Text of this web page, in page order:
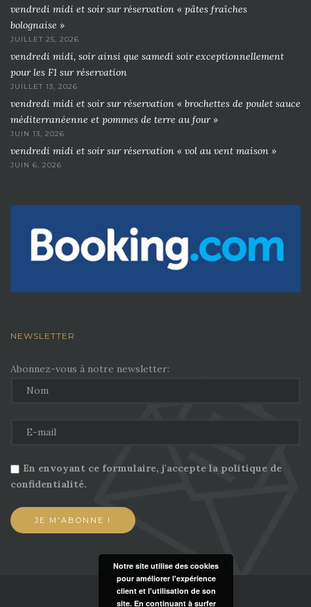
vendredi midi et soir sur réservation « pâtes fraîches
bolognaise »
JUILLET 25, 2026
vendredi midi, soir ainsi que samedi soir exceptionnellement
pour les F1 sur réservation
JUILLET 13, 2026
vendredi midi et soir sur réservation « brochettes de poulet sauce
méditerranéenne et pommes de terre au four »
JUIN 13, 2026
vendredi midi et soir sur réservation « vol au vent maison »
JUIN 6, 2026
NEWSLETTER
Abonnez-vous à notre newsletter:
En envoyant ce formulaire, j'accepte la politique de
confidentialité.
Notre site utilise des cookies
pour améliorer l'expérience
client et l'utilisation de son
site. En continuant à surfer